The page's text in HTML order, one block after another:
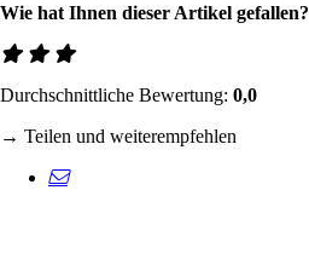
Wie hat Ihnen dieser Artikel gefallen?
Durchschnittliche Bewertung: 0,0
→ Teilen und weiterempfehlen